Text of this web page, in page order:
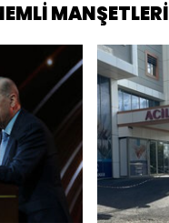
MANŞETLERİ